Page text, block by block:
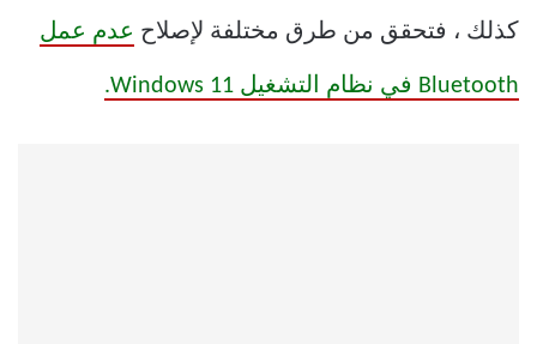
كذلك ، فتحقق من طرق مختلفة لإصلاح عدم عمل
Bluetooth في نظام التشغيل Windows 11.